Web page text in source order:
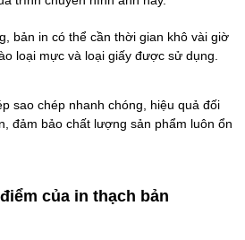
bản in có thể cần thời gian khô vài giờ
loại mực và loại giấy được sử dụng.
sao chép nhanh chóng, hiệu quả đối
đảm bảo chất lượng sản phẩm luôn ổn
của in thạch bản